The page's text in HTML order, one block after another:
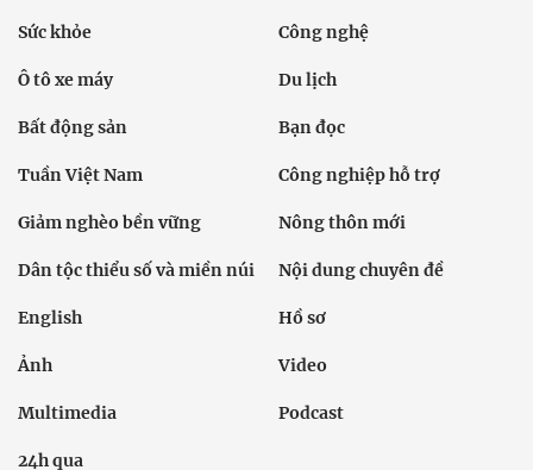
Sức khỏe Công nghệ
Ô tô xe máy Du lịch
Bất động sản Bạn đọc
Tuần Việt Nam Công nghiệp hỗ trợ
Giảm nghèo bền vững Nông thôn mới
Dân tộc thiểu số và miền núi Nội dung chuyên đề
English Hồ sơ
Ảnh Video
Multimedia Podcast
24h qua